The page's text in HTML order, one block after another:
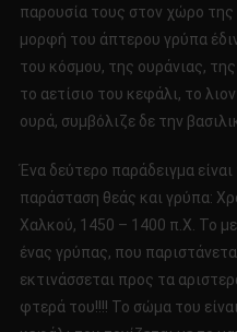
παρουσία τους στον χώρο της
μορφή του άπτερου γρύπα
του κόσμου, της ουράνιας,
το αετίσιο του κεφάλι, το
ουρά, συμβόλιζε δε την
Ένα δεύτερο παράδειγμα
παράσταση θεάς και γρύπα:
Χαλκού, 1450 – 1400 π.Χ. Το
ένας γρύπας, που
εκτινάσσεται προς τα
φτερά του!!!! Το σώμα του